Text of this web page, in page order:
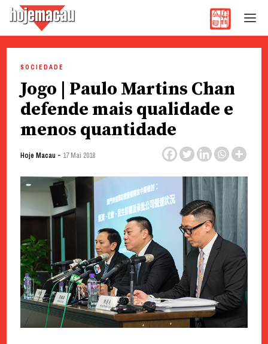
content
SOCIEDADE
Jogo | Paulo Martins Chan
defende mais qualidade e
menos quantidade
Hoje Macau - 17 Mai 2018